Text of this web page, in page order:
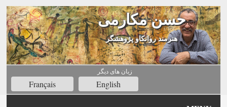
حسن مکارمی
هنرمند روانکاو پژوهشگر
زبان های ديگر
Français English